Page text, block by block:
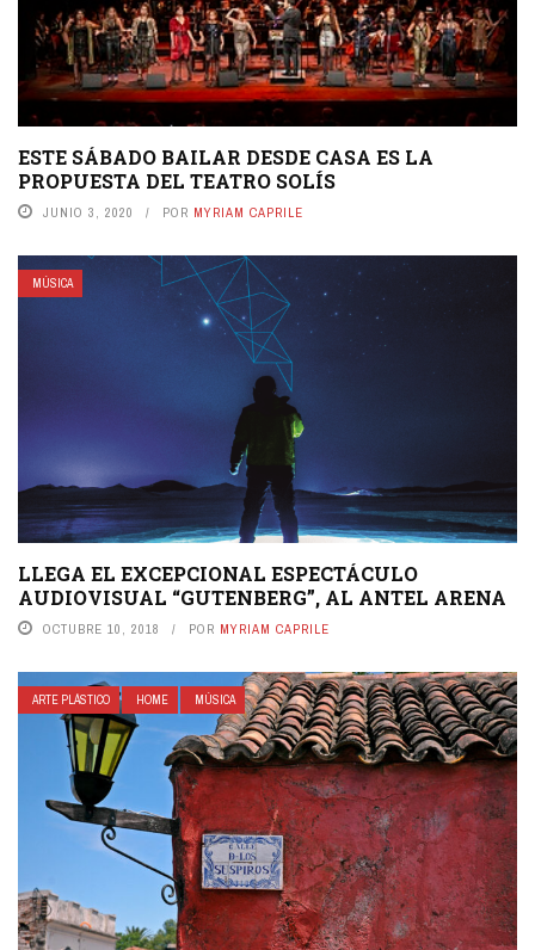
ESTE SÁBADO BAILAR DESDE CASA ES LA
PROPUESTA DEL TEATRO SOLÍS
JUNIO 3, 2020 POR MYRIAM CAPRILE
MÚSICA
LLEGA EL EXCEPCIONAL ESPECTÁCULO
AUDIOVISUAL “GUTENBERG”, AL ANTEL ARENA
OCTUBRE 10, 2018 POR MYRIAM CAPRILE
ARTE PLÁSTICO HOME MÚSICA